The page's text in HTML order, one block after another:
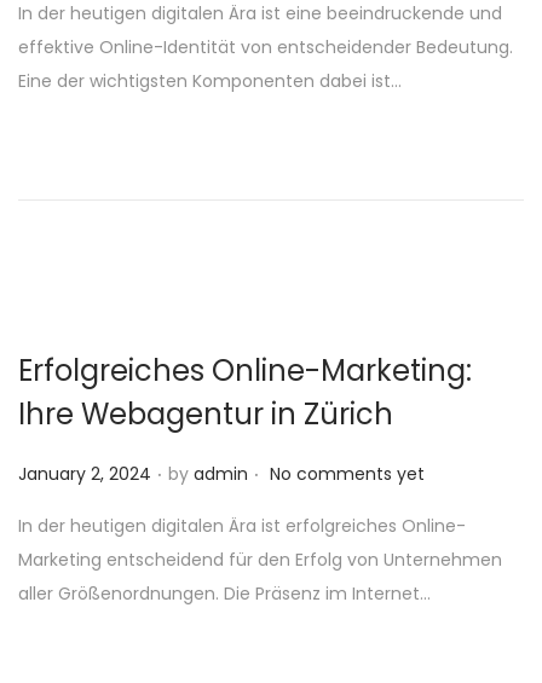
s
t
e
In der heutigen digitalen Ära ist eine beeindruckende und
effektive Online-Identität von entscheidender Bedeutung.
Eine der wichtigsten Komponenten dabei ist…
Erfolgreiches Online-Marketing:
Ihre Webagentur in Zürich
P
s
t
e
January 2, 2024 . by admin . No comments yet
In der heutigen digitalen Ära ist erfolgreiches Online-
Marketing entscheidend für den Erfolg von Unternehmen
aller Größenordnungen. Die Präsenz im Internet…